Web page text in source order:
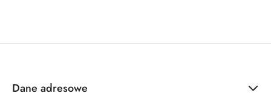
Dane adresowe